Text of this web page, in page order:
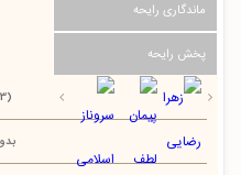
ماندگاری رایحه
پخش رایحه
(3) نفر